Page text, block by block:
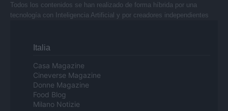
Todos los contenidos se han realizado de forma híbrida por una
tecnología con Inteligencia Artificial y por creadores independientes
Italia
Casa Magazine
Cineverse Magazine
Donne Magazine
Food Blog
Milano Notizie